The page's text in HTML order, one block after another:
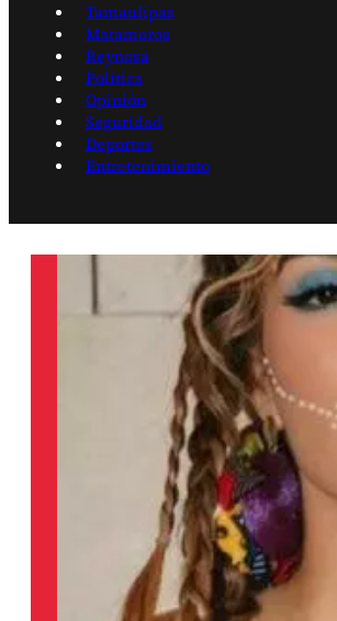
Tamaulipas
Matamoros
Reynosa
Política
Opinión
Seguridad
Deportes
Entretenimiento